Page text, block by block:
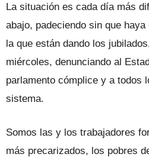
La situación es cada día más
abajo, padeciendo sin que
la que están dando los
miércoles, denunciando al
parlamento cómplice y a todos
sistema.
Somos las y los trabajadores
más precarizados, los pobres